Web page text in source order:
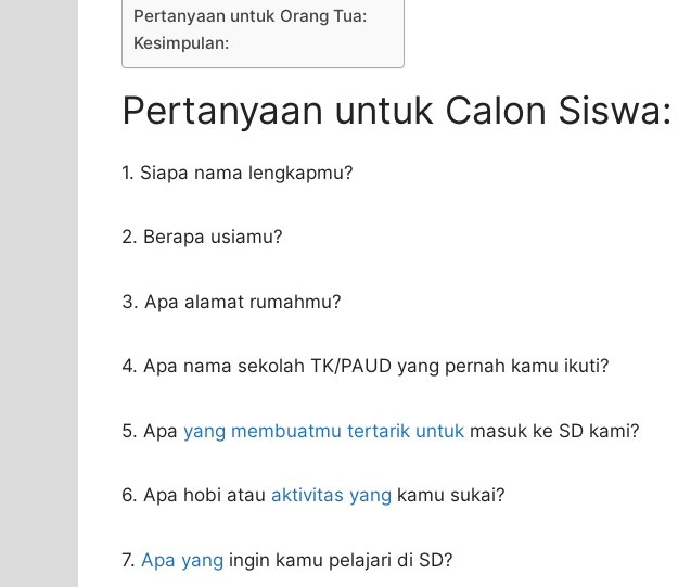
Pertanyaan untuk Orang Tua:
Kesimpulan:
Pertanyaan untuk Calon Siswa:
1. Siapa nama lengkapmu?
2. Berapa usiamu?
3. Apa alamat rumahmu?
4. Apa nama sekolah TK/PAUD yang pernah kamu ikuti?
5. Apa yang membuatmu tertarik untuk masuk ke SD kami?
6. Apa hobi atau aktivitas yang kamu sukai?
7. Apa yang ingin kamu pelajari di SD?